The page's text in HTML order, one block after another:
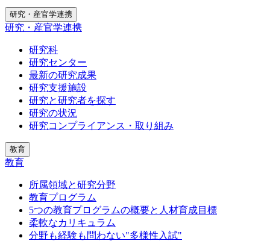
研究・産官学連携
研究・産官学連携
研究科
研究センター
最新の研究成果
研究支援施設
研究と研究者を探す
研究の状況
研究コンプライアンス・取り組み
教育
教育
所属領域と研究分野
教育プログラム
5つの教育プログラムの概要と人材育成目標
柔軟なカリキュラム
分野も経験も問わない"多様性入試"